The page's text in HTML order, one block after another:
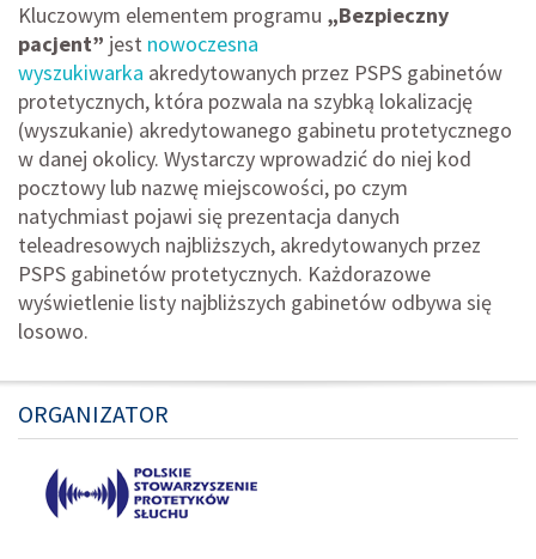
Kluczowym elementem programu „Bezpieczny
pacjent” jest nowoczesna
wyszukiwarka akredytowanych przez PSPS gabinetów
protetycznych, która pozwala na szybką lokalizację
(wyszukanie) akredytowanego gabinetu protetycznego
w danej okolicy. Wystarczy wprowadzić do niej kod
pocztowy lub nazwę miejscowości, po czym
natychmiast pojawi się prezentacja danych
teleadresowych najbliższych, akredytowanych przez
PSPS gabinetów protetycznych. Każdorazowe
wyświetlenie listy najbliższych gabinetów odbywa się
losowo.
ORGANIZATOR